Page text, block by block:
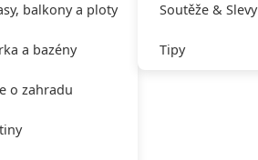
balkony a ploty
a bazény
o zahradu
Soutěže & Slevy
Tipy